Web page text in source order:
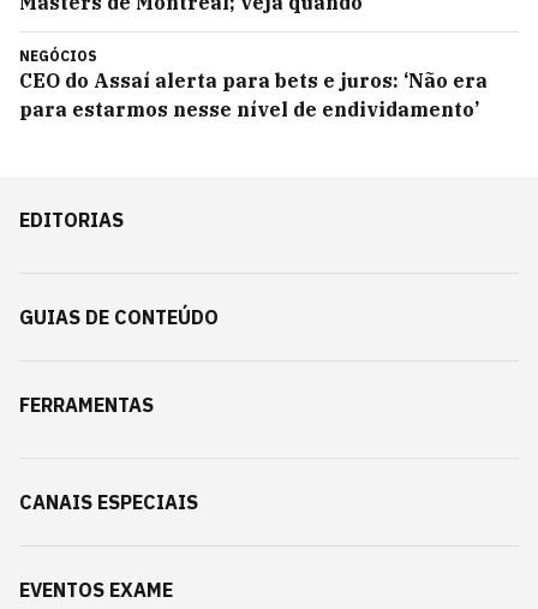
NEGÓCIOS
CEO do Assaí alerta para bets e juros: ‘Não era
para estarmos nesse nível de endividamento’
EDITORIAS
GUIAS DE CONTEÚDO
FERRAMENTAS
CANAIS ESPECIAIS
EVENTOS EXAME